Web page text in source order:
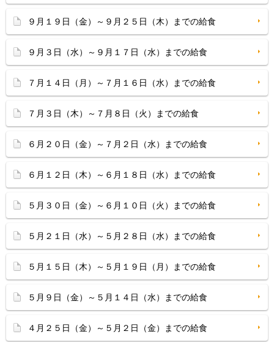
９月１９日（金）～９月２５日（木）までの給食
９月３日（水）～９月１７日（水）までの給食
７月１４日（月）～７月１６日（水）までの給食
７月３日（木）～７月８日（火）までの給食
６月２０日（金）～７月２日（水）までの給食
６月１２日（木）～６月１８日（水）までの給食
５月３０日（金）～６月１０日（火）までの給食
５月２１日（水）～５月２８日（水）までの給食
５月１５日（木）～５月１９日（月）までの給食
５月９日（金）～５月１４日（水）までの給食
４月２５日（金）～５月２日（金）までの給食